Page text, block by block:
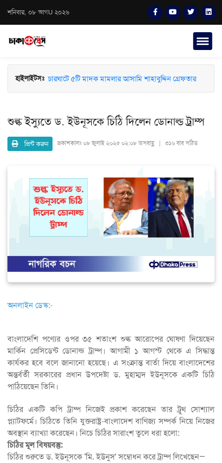
শনিবার, ০৮ আগU ২০২৬
হাইলাইটসঃ চারঘাটে ৫টি মাদক মামলার আসামি শাহাবুদ্দিন গ্রেফতার
শুল্ক ইস্যুতে ড. ইউনূসকে চিঠি দিলেন ডোনাল্ড ট্রাম্প
প্রিন্ট করুন প্রকাশকালঃ ০৮ জুলাই ২০২৫ ০২:০৮ অপরাহ্ণ | ৩১৬ বার পঠিত
অনলাইন ডেস্ক:-
বাংলাদেশি পণ্যের ওপর ৩৫ শতাংশ শুল্ক আরোপের ঘোষণা দিয়েছেন
মার্কিন প্রেসিডেন্ট ডোনাল্ড ট্রাম্প। আগামী ১ আগস্ট থেকে এ সিদ্ধান্ত
কার্যকর হবে বলে জানানো হয়েছে। এ সংক্রান্ত বার্তা দিয়ে বাংলাদেশের
অন্তর্বর্তী সরকারের প্রধান উপদেষ্টা ড. মুহাম্মদ ইউনূসকে একটি চিঠি
পাঠিয়েছেন তিনি।
চিঠির একটি কপি ট্রাম্প নিজেই প্রকাশ করেছেন তার ট্রুথ সোশ্যাল
প্ল্যাটফর্মে। চিঠিতে তিনি যুক্তরাষ্ট্র-বাংলাদেশ বাণিজ্য সম্পর্ক নিয়ে নিজের
অবস্থান ব্যাখ্যা করেছেন। নিচে চিঠির সারাংশ তুলে ধরা হলো:
চিঠির মূল বিষয়বস্তু:
চিঠির শুরুতে ড. ইউনূসকে ‘মি. ইউনুস’ সম্বোধন করে ট্রাম্প লিখেছেন—